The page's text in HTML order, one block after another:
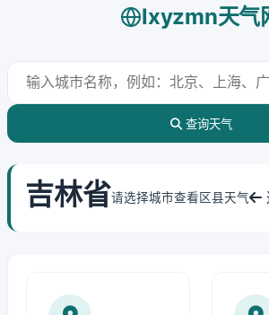
lxyzmn天气
查询天气
吉林省请选择城市查看区县天气